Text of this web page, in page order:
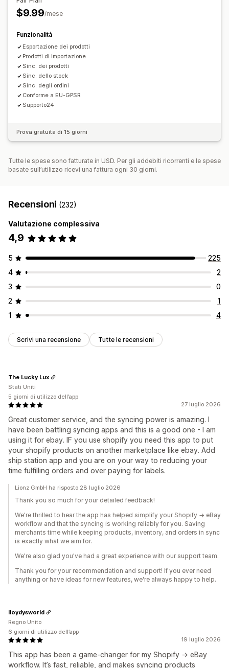
Sincronizzazione del monitoraggio
Report degli errori
$9.99/mese
Funzionalità
Esportazione dei prodotti
Prodotti di importazione
Sinc. dei prodotti
Sinc. dello stock
Sinc. degli ordini
Conforme a EU-GPSR
Supporto24
Prova gratuita di 15 giorni
Tutte le spese sono fatturate in USD. Per gli addebiti ricorrenti e le spese
basate sull’utilizzo ricevi una fattura ogni 30 giorni.
Recensioni (232)
Valutazione complessiva
4,9
5
225
4
2
3
0
2
1
1
4
Scrivi una recensione Tutte le recensioni
27 luglio 2026
Great customer service, and the syncing power is amazing. I
have been battling syncing apps and this is a good one - I am
using it for ebay. IF you use shopify you need this app to put
your shopify products on another marketplace like ebay. Add
ship station app and you are on your way to reducing your
time fulfilling orders and over paying for labels.
The Lucky Lux
Stati Uniti
5 giorni di utilizzo dell’app
Lionz GmbH ha risposto 28 luglio 2026
Thank you so much for your detailed feedback!
We're thrilled to hear the app has helped simplify your Shopify → eBay
workflow and that the syncing is working reliably for you. Saving
merchants time while keeping products, inventory, and orders in sync
is exactly what we aim for.
We're also glad you've had a great experience with our support team.
Thank you for your recommendation and support! If you ever need
anything or have ideas for new features, we're always happy to help.
19 luglio 2026
This app has been a game‑changer for my Shopify → eBay
workflow. It’s fast, reliable, and makes syncing products
lloydysworld
Regno Unito
6 giorni di utilizzo dell’app